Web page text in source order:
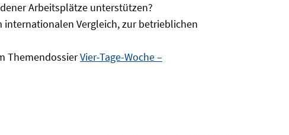
Arbeitsplätze unterstützen?
Vergleich, zur betrieblichen
ThemendossierVier-Tage-Woche –